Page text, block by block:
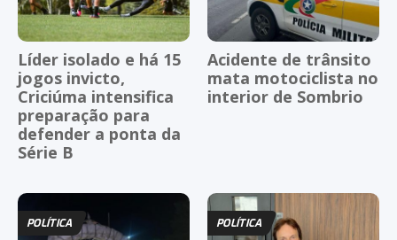
Líder isolado e há 15
jogos invicto,
Criciúma intensifica
preparação para
defender a ponta da
Série B
Acidente de trânsito
mata motociclista no
interior de Sombrio
POLÍTICA POLÍTICA